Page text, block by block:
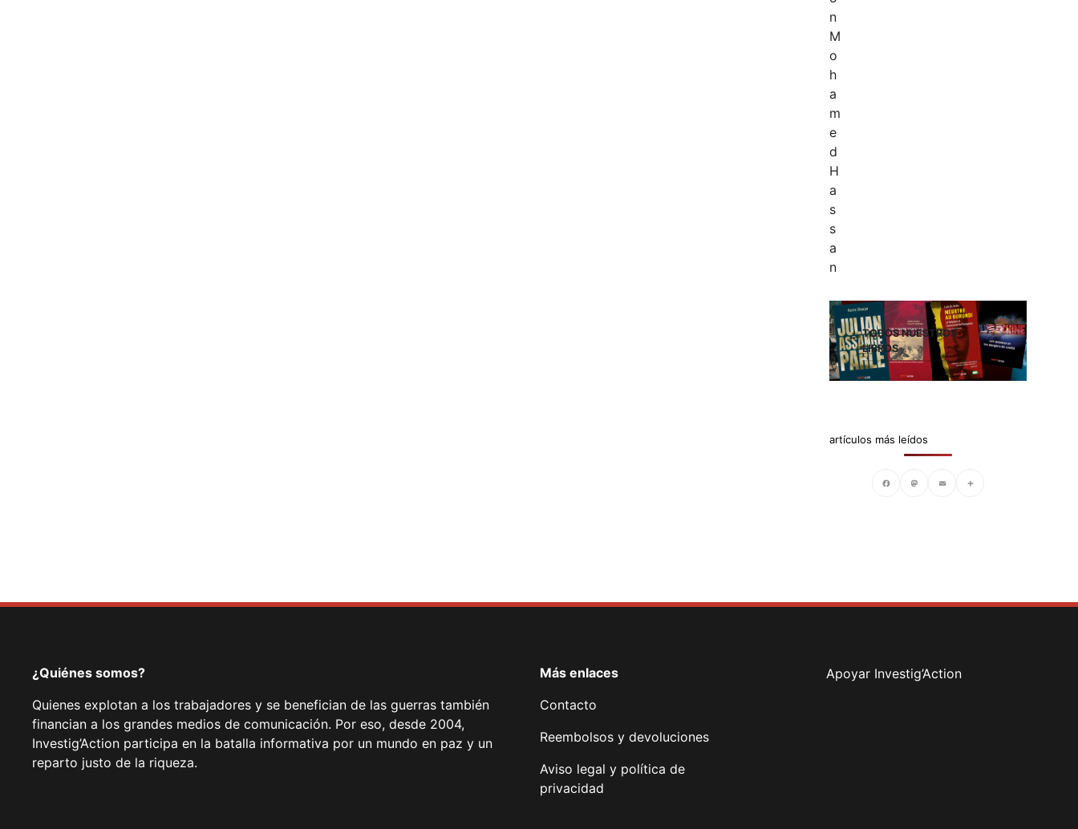
TODOS NUESTROS
LIBROS
artículos más leídos
¿Quiénes somos?
Quienes explotan a los trabajadores y se benefician de las guerras también
financian a los grandes medios de comunicación. Por eso, desde 2004,
Investig’Action participa en la batalla informativa por un mundo en paz y un
reparto justo de la riqueza.
Más enlaces
Contacto
Reembolsos y devoluciones
Aviso legal y política de
privacidad
Apoyar Investig’Action